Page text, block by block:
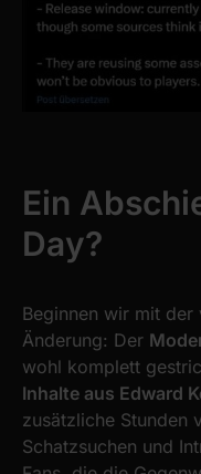
Ein
Day?
Beginnen wir mit der
Änderung: Der
wohl komplett
Inhalte aus Edward
zusätzliche Stunden
Schatzsuchen und